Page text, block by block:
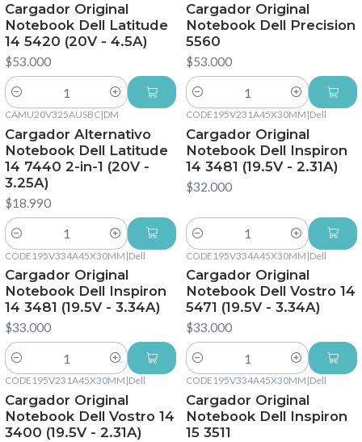
Cargador Original
Notebook Dell Latitude
14 5420 (20V - 4.5A)
$53.000
Cantidad
Cargador Original
Notebook Dell Precision
5560
$53.000
Cantidad
CAMU20V325AUSBC|DM
Cargador Alternativo
Notebook Dell Latitude
14 7440 2-in-1 (20V -
3.25A)
$18.990
Cantidad
CODE195V231A45X30MM |Dell
Cargador Original
Notebook Dell Inspiron
14 3481 (19.5V - 2.31A)
$32.000
Cantidad
CODE195V334A45X30MM |Dell
Cargador Original
Notebook Dell Inspiron
14 3481 (19.5V - 3.34A)
$33.000
Cantidad
CODE195V334A45X30MM |Dell
Cargador Original
Notebook Dell Vostro 14
5471 (19.5V - 3.34A)
$33.000
Cantidad
CODE195V231A45X30MM |Dell
Cargador Original
Notebook Dell Vostro 14
3400 (19.5V - 2.31A)
CODE195V334A45X30MM |Dell
Cargador Original
Notebook Dell Inspiron
15 3511